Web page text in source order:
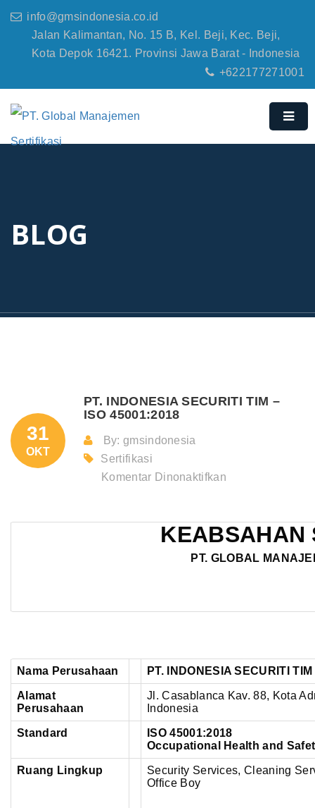
info@gmsindonesia.co.id
Jalan Kalimantan, No. 15 B, Kel. Beji, Kec. Beji,
Kota Depok 16421. Provinsi Jawa Barat - Indonesia
+622177271001
BLOG
31
OKT
PT. INDONESIA SECURITI TIM –
ISO 45001:2018
By: gmsindonesia
Sertifikasi
Komentar Dinonaktifkan
SECURITI
KEABSAHAN
PT. GLOBAL
Nama Perusahaan PT. INDONESIA SECURITI TIM
Alamat
Perusahaan
Jl. Casablanca Kav. 88, Kota
Indonesia
Standard
ISO 45001:2018
Occupational Health and
Ruang Lingkup
Security Services, Cleaning
Office Boy